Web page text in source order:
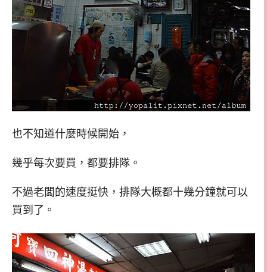
也不知道什麼時候開始，
幾乎每次要買，都要排隊。
不過老闆的速度挺快，排隊大概都十幾分鐘就可以
買到了。